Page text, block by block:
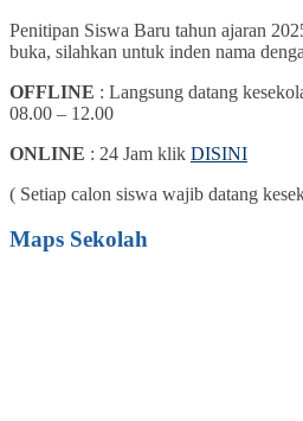
Penitipan Siswa Baru tahun ajaran
buka, silahkan untuk inden nama
OFFLINE : Langsung datang
08.00 – 12.00
ONLINE : 24 Jam klik DISINI
( Setiap calon siswa wajib datang
Maps Sekolah